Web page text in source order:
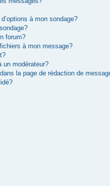
à mon sondage?
forum?
à mon message?
un modérateur?
la page de rédaction de